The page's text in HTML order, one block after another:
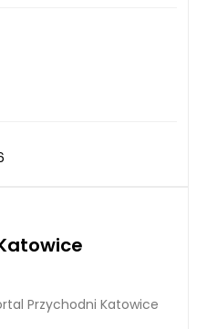
Przychodni Katowice